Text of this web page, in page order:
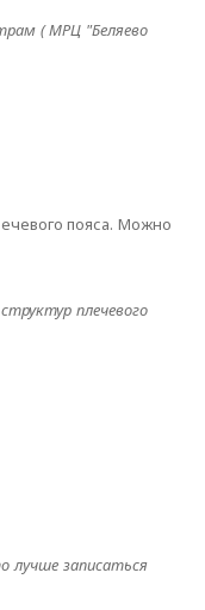
( МРЦ "Беляево
пояса. Можно
плечевого
лучше записаться